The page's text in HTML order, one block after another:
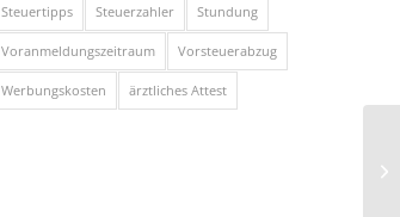
Steuertipps Steuerzahler Stundung
Voranmeldungszeitraum Vorsteuerabzug
Werbungskosten ärztliches Attest